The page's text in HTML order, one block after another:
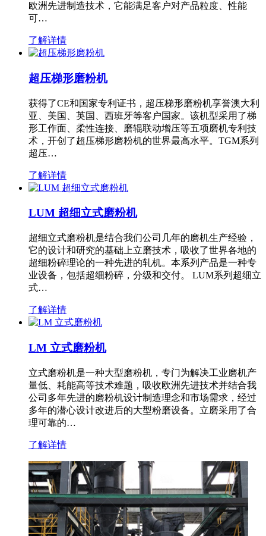
欧洲先进制造技术，它能满足客户对产品粒度、性能
可…
了解详情
超压梯形磨粉机
获得了CE和国家专利证书，超压梯形磨粉机享誉澳大利
亚、美国、英国、西班牙等客户国家。该机型采用了梯
形工作面、柔性连接、磨辊联动增压等五项磨机专利技
术，开创了超压梯形磨粉机的世界最高水平。TGM系列
超压…
了解详情
LUM 超细立式磨粉机
超细立式磨粉机是结合我们公司几年的磨机生产经验，
它的设计和研究的基础上立磨技术，吸收了世界各地的
超细粉碎理论的一种先进的轧机。本系列产品是一种专
业设备，包括超细粉碎，分级和交付。 LUM系列超细立
式…
了解详情
LM 立式磨粉机
立式磨粉机是一种大型磨粉机，专门为解决工业磨机产
量低、耗能高等技术难题，吸收欧洲先进技术并结合我
公司多年先进的磨粉机设计制造理念和市场需求，经过
多年的潜心设计改进后的大型粉磨设备。立磨采用了合
理可靠的…
了解详情